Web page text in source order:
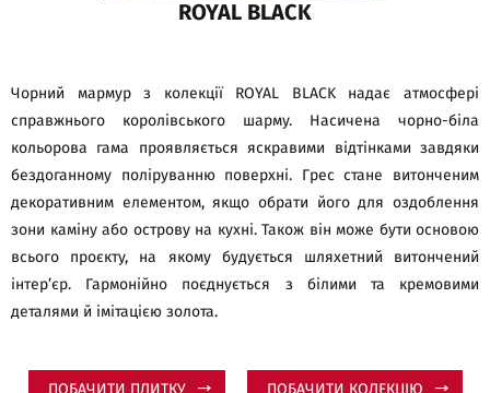
ROYAL BLACK
Чорний мармур з колекції ROYAL BLACK надає атмосфері
справжнього королівського шарму. Насичена чорно-біла
кольорова гама проявляється яскравими відтінками завдяки
бездоганному поліруванню поверхні. Грес стане витонченим
декоративним елементом, якщо обрати його для оздоблення
зони каміну або острову на кухні. Також він може бути основою
всього проєкту, на якому будується шляхетний витончений
інтер’єр. Гармонійно поєднується з білими та кремовими
деталями й імітацією золота.
ПОБАЧИТИ ПЛИТКУ ПОБАЧИТИ КОЛЕКЦІЮ